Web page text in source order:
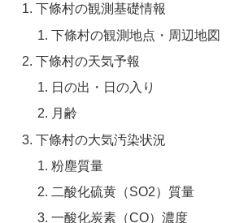
下條村の観測基礎情報
下條村の観測地点・周辺地図
下條村の天気予報
日の出・日の入り
月齢
下條村の大気汚染状況
粉塵質量
二酸化硫黄（SO2）質量
一酸化炭素（CO）濃度